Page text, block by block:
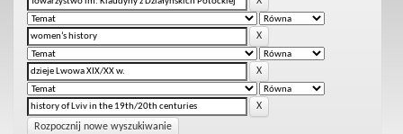
Rozpocznij nowe wyszukiwanie